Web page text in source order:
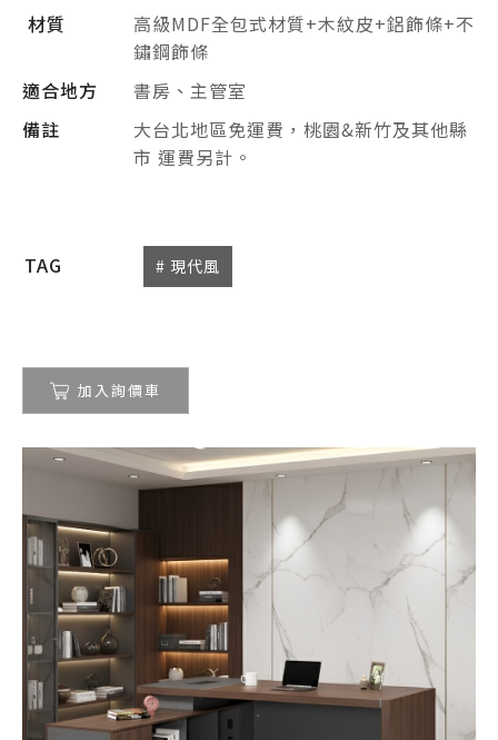
材質
高級MDF全包式材質+木紋皮+鋁飾條+不
鏽鋼飾條
適合地方
書房、主管室
備註
大台北地區免運費，桃園&新竹及其他縣
市 運費另計。
TAG # 現代風
加入詢價車